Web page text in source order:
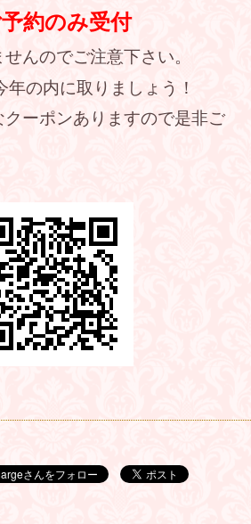
約のみ受付
んのでご注意下さい。
の内に取りましょう！
ーポンありますので是非ご